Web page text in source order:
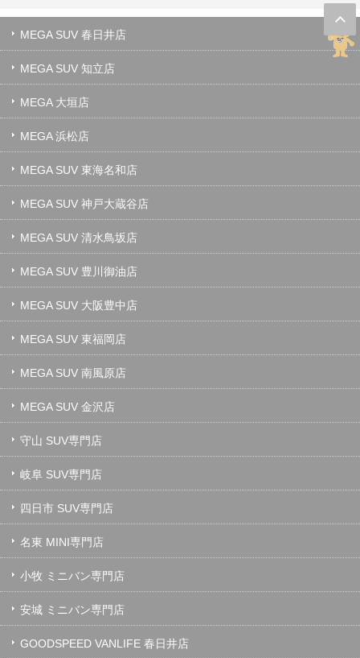
MEGA SUV 春日井店
MEGA SUV 知立店
MEGA 大垣店
MEGA 浜松店
MEGA SUV 東海名和店
MEGA SUV 神戸大蔵谷店
MEGA SUV 清水鳥坂店
MEGA SUV 豊川御油店
MEGA SUV 大阪豊中店
MEGA SUV 東福岡店
MEGA SUV 南風原店
MEGA SUV 金沢店
守山 SUV専門店
岐阜 SUV専門店
四日市 SUV専門店
名東 MINI専門店
小牧 ミニバン専門店
安城 ミニバン専門店
GOODSPEED VANLIFE 春日井店